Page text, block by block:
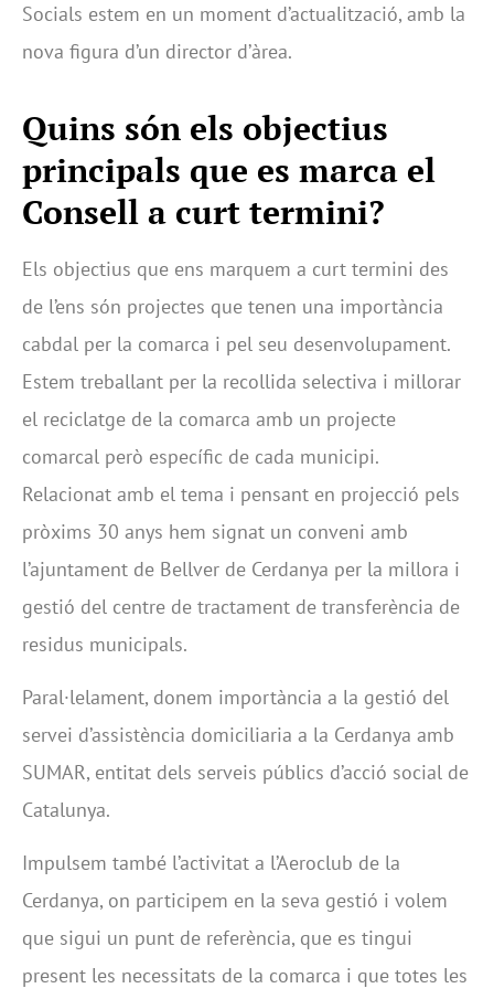
Socials estem en un moment d’actualització, amb la
nova figura d’un director d’àrea.
Quins són els objectius
principals que es marca el
Consell a curt termini?
Els objectius que ens marquem a curt termini des
de l’ens són projectes que tenen una importància
cabdal per la comarca i pel seu desenvolupament.
Estem treballant per la recollida selectiva i millorar
el reciclatge de la comarca amb un projecte
comarcal però específic de cada municipi.
Relacionat amb el tema i pensant en projecció pels
pròxims 30 anys hem signat un conveni amb
l’ajuntament de Bellver de Cerdanya per la millora i
gestió del centre de tractament de transferència de
residus municipals.
Paral·lelament, donem importància a la gestió del
servei d’assistència domiciliaria a la Cerdanya amb
SUMAR, entitat dels serveis públics d’acció social de
Catalunya.
Impulsem també l’activitat a l’Aeroclub de la
Cerdanya, on participem en la seva gestió i volem
que sigui un punt de referència, que es tingui
present les necessitats de la comarca i que totes les